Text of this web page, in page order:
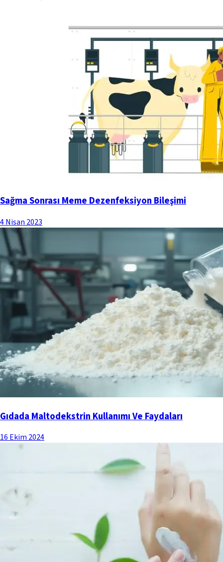
Sağma Sonrası Meme Dezenfeksiyon Bileşimi
4 Nisan 2023
Gıdada Maltodekstrin Kullanımı Ve Faydaları
16 Ekim 2024